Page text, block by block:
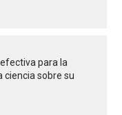
para la
ciencia sobre su